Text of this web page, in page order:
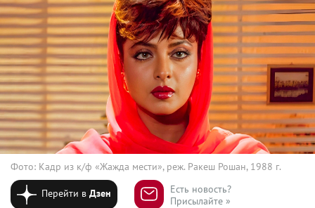
Фото: Кадр из к/ф «Жажда мести», реж. Ракеш Рошан, 1988 г.
Перейти вДзен
Есть новость?
Присылайте »